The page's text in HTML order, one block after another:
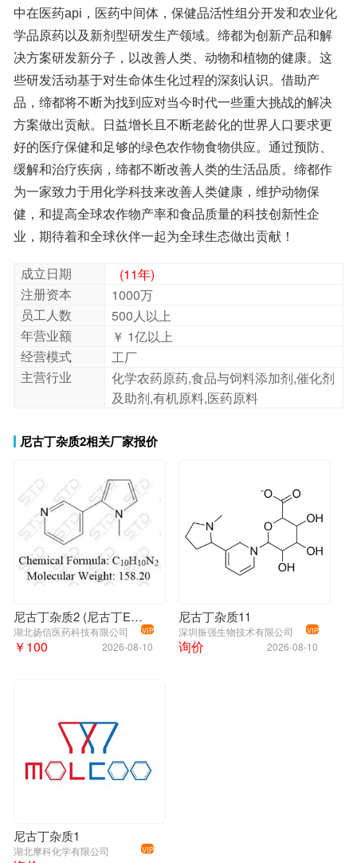
业，期待着和全球伙伴一起为全球生态做出贡献！
成立日期
(11年)
注册资本
1000万
员工人数
500人以上
年营业额
￥ 1亿以上
经营模式
工厂
主营行业
化学农药原药,食品与饲料添加剂,催化剂
及助剂,有机原料,医药原料
尼古丁杂质2相关厂家报价
尼古丁杂质2 (尼古丁EP杂质B)(二烯尼古丁) Nicotine Impurity 2 (Nicotine EP Impurity B)(β-Nicotyrine)
湖北扬信医药科技有限公司 VIP
2026-08-10
￥100
尼古丁杂质11
深圳振强生物技术有限公司 VIP
2026-08-10
询价
尼古丁杂质1
湖北摩科化学有限公司 VIP